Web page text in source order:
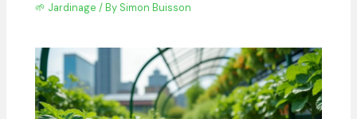
🌱 Jardinage / By Simon Buisson